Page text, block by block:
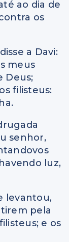
ao dia de
os
a Davi:
meus
Deus;
filisteus:
senhor,
luz,
levantou,
pela
e os